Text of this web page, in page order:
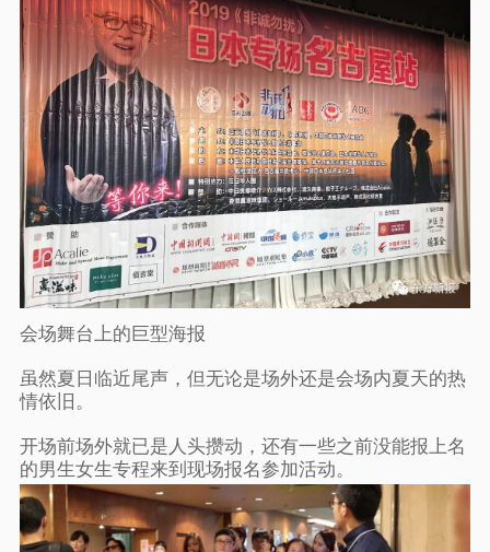
会场舞台上的巨型海报
虽然夏日临近尾声，但无论是场外还是会场内夏天的热
情依旧。
开场前场外就已是人头攒动，还有一些之前没能报上名
的男生女生专程来到现场报名参加活动。